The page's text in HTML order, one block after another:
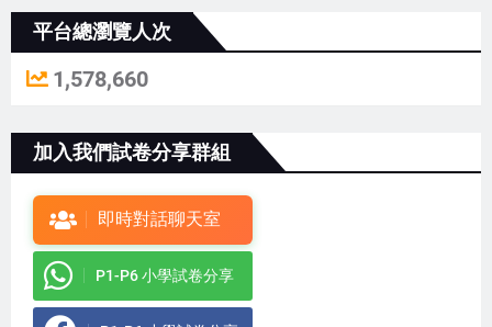
平台總瀏覽人次
1,578,660
加入我們試卷分享群組
即時對話聊天室
P1-P6 小學試卷分享